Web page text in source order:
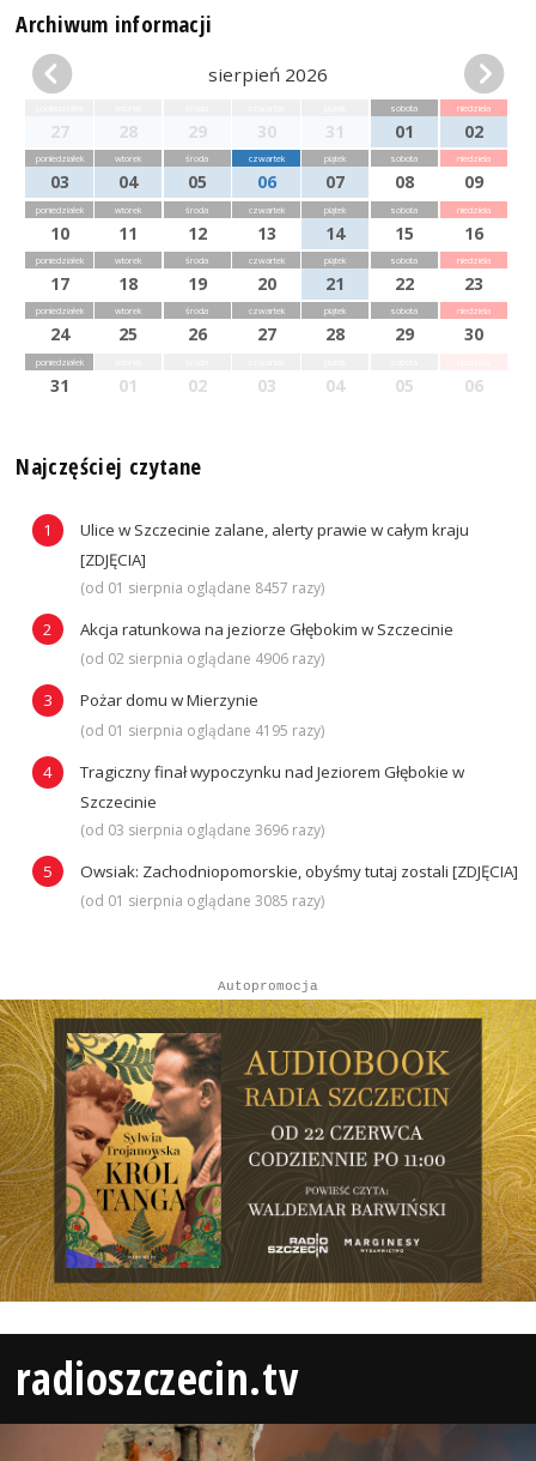
Archiwum informacji
sierpień 2026
27 28 29 30 31
sobota
01
niedziela
02
poniedziałek
03
wtorek
04
środa
05
czwartek
06
piątek
07
sobota
08
niedziela
09
poniedziałek
10
wtorek
11
środa
12
czwartek
13
piątek
14
sobota
15
niedziela
16
poniedziałek
17
wtorek
18
środa
19
czwartek
20
piątek
21
sobota
22
niedziela
23
poniedziałek
24
wtorek
25
środa
26
czwartek
27
piątek
28
sobota
29
niedziela
30
poniedziałek
31 01 02 03 04 05 06
Najczęściej czytane
Ulice w Szczecinie zalane, alerty prawie w całym kraju
[ZDJĘCIA]
(od 01 sierpnia oglądane 8457 razy)
Akcja ratunkowa na jeziorze Głębokim w Szczecinie
(od 02 sierpnia oglądane 4906 razy)
Pożar domu w Mierzynie
(od 01 sierpnia oglądane 4195 razy)
Tragiczny finał wypoczynku nad Jeziorem Głębokie w
Szczecinie
(od 03 sierpnia oglądane 3696 razy)
Owsiak: Zachodniopomorskie, obyśmy tutaj zostali [ZDJĘCIA]
(od 01 sierpnia oglądane 3085 razy)
Autopromocja
radioszczecin.tv